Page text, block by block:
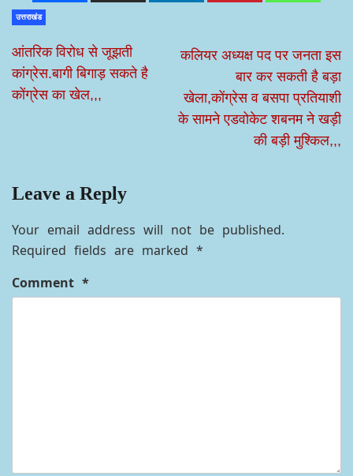
उत्तराखंड
आंतरिक विरोध से जूझती
कांग्रेस.बागी बिगाड़ सकते है
कोंग्रेस का खेल,,,
कलियर अध्यक्ष पद पर जनता इस
बार कर सकती है बड़ा
खेला,कोंग्रेस व बसपा प्रतियाशी
के सामने एडवोकेट शबनम ने खड़ी
की बड़ी मुश्किल,,,
Leave a Reply
Your email address will not be published.
Required fields are marked *
Comment *